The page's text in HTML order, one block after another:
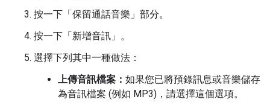
按一下「保留通話音樂」 部分。
按一下「新增音訊」 。
選擇下列其中一種做法：
上傳音訊檔案： 如果您已將預錄訊息或音樂儲存
為音訊檔案 (例如 MP3)，請選擇這個選項。